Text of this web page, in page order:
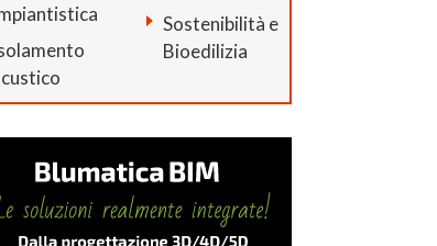
Sostenibilità e
Bioedilizia